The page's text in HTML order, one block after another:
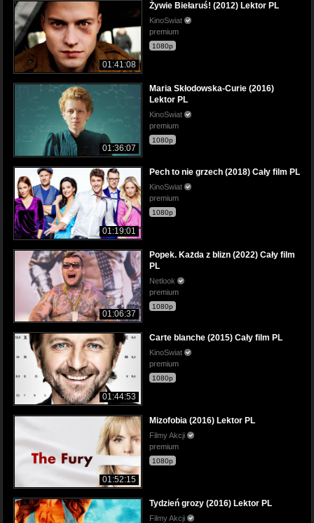
01:41:08
Żywie Biełaruś! (2012) Lektor PL
KinoSwiat
premium
1080p
01:36:07
Maria Skłodowska-Curie (2016)
Lektor PL
KinoSwiat
premium
1080p
01:19:01
Pech to nie grzech (2018) Cały film PL
KinoSwiat
premium
1080p
01:06:37
Popek. Każda z blizn (2022) Cały film
PL
Netlook
premium
1080p
01:44:53
Carte blanche (2015) Cały film PL
KinoSwiat
premium
1080p
01:52:15
Mizofobia (2016) Lektor PL
Filmy Akcji
premium
1080p
Tydzień grozy (2016) Lektor PL
Filmy Akcji